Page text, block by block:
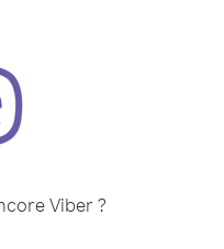
Viber ?